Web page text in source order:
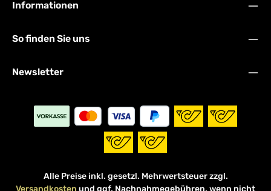
Informationen
So finden Sie uns
Newsletter
Alle Preise inkl. gesetzl. Mehrwertsteuer zzgl.
Versandkosten und ggf. Nachnahmegebühren, wenn nicht